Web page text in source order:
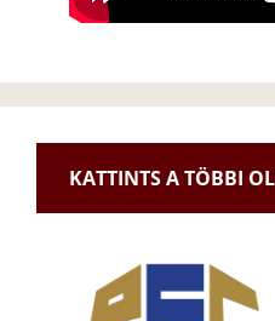
KATTINTS A TÖBBI